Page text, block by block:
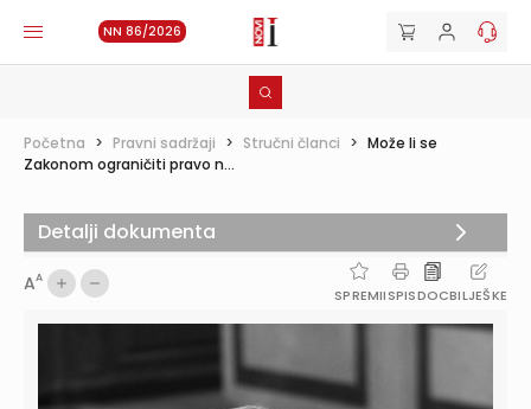
NN 86/2026
Početna > Pravni sadržaji > Stručni članci > Može li se
Zakonom ograničiti pravo n...
AA
SPREMIISPISDOCBILJEŠKE
Detalji dokumenta